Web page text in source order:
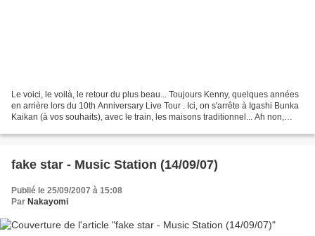
Le voici, le voilà, le retour du plus beau... Toujours Kenny, quelques années
en arrière lors du 10th Anniversary Live Tour . Ici, on s'arrête à Igashi Bunka
Kaikan (à vos souhaits), avec le train, les maisons traditionnel... Ah non,
fake star - Music Station (14/09/07)
Publié le 25/09/2007 à 15:08
Par Nakayomi